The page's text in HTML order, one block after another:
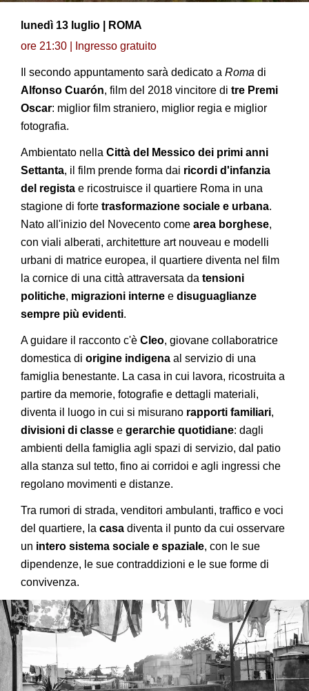
lunedì 13 luglio | ROMA
ore 21:30 | Ingresso gratuito
Il secondo appuntamento sarà dedicato a Roma di
Alfonso Cuarón, film del 2018 vincitore di tre Premi
Oscar: miglior film straniero, miglior regia e miglior
fotografia.
Ambientato nella Città del Messico dei primi anni
Settanta, il film prende forma dai ricordi d'infanzia
del regista e ricostruisce il quartiere Roma in una
stagione di forte trasformazione sociale e urbana.
Nato all'inizio del Novecento come area borghese,
con viali alberati, architetture art nouveau e modelli
urbani di matrice europea, il quartiere diventa nel film
la cornice di una città attraversata da tensioni
politiche, migrazioni interne e disuguaglianze
sempre più evidenti.
A guidare il racconto c'è Cleo, giovane collaboratrice
domestica di origine indigena al servizio di una
famiglia benestante. La casa in cui lavora, ricostruita a
partire da memorie, fotografie e dettagli materiali,
diventa il luogo in cui si misurano rapporti familiari,
divisioni di classe e gerarchie quotidiane: dagli
ambienti della famiglia agli spazi di servizio, dal patio
alla stanza sul tetto, fino ai corridoi e agli ingressi che
regolano movimenti e distanze.
Tra rumori di strada, venditori ambulanti, traffico e voci
del quartiere, la casa diventa il punto da cui osservare
un intero sistema sociale e spaziale, con le sue
dipendenze, le sue contraddizioni e le sue forme di
convivenza.